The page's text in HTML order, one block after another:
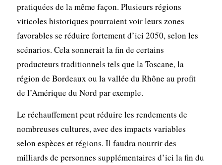
pratiquées de la même façon. Plusieurs régions
viticoles historiques pourraient voir leurs zones
favorables se réduire fortement d’ici 2050, selon les
scénarios. Cela sonnerait la fin de certains
producteurs traditionnels tels que la Toscane, la
région de Bordeaux ou la vallée du Rhône au profit
de l’Amérique du Nord par exemple.
Le réchauffement peut réduire les rendements de
nombreuses cultures, avec des impacts variables
selon espèces et régions. Il faudra nourrir des
milliards de personnes supplémentaires d’ici la fin du